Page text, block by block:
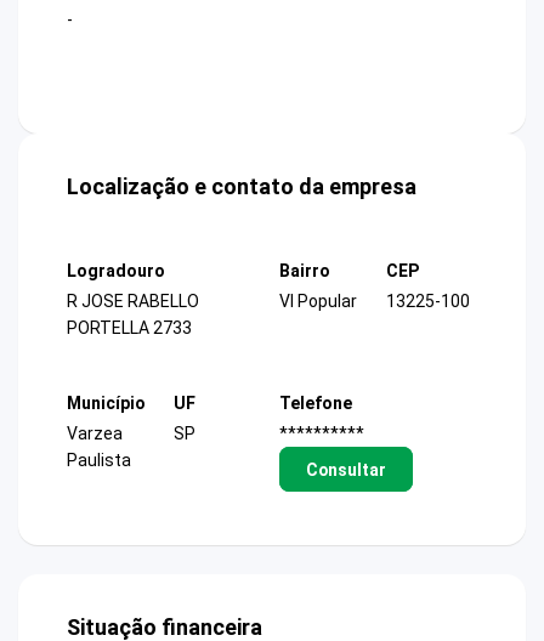
-
Localização e contato da empresa
Logradouro
R JOSE RABELLO
PORTELLA 2733
Bairro
Vl Popular
CEP
13225-100
Município
Varzea
Paulista
UF
SP
Telefone
**********
Consultar
Situação financeira